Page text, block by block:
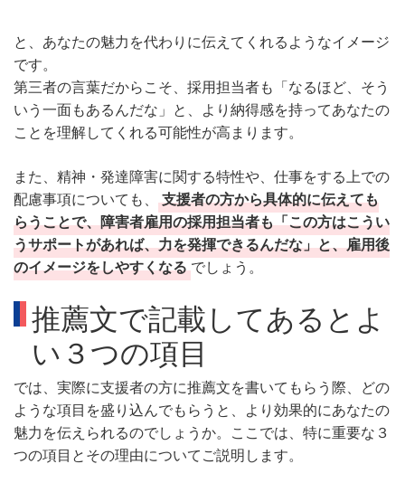
と、あなたの魅力を代わりに伝えてくれるようなイメージ
です。
第三者の言葉だからこそ、採用担当者も「なるほど、そう
いう一面もあるんだな」と、より納得感を持ってあなたの
ことを理解してくれる可能性が高まります。
また、精神・発達障害に関する特性や、仕事をする上での
配慮事項についても、
支援者の方から具体的に伝えても
らうことで、障害者雇用の採用担当者も「この方はこうい
うサポートがあれば、力を発揮できるんだな」と、雇用後
のイメージをしやすくなる でしょう。
推薦文で記載してあるとよ
い３つの項目
では、実際に支援者の方に推薦文を書いてもらう際、どの
ような項目を盛り込んでもらうと、より効果的にあなたの
魅力を伝えられるのでしょうか。ここでは、特に重要な３
つの項目とその理由についてご説明します。